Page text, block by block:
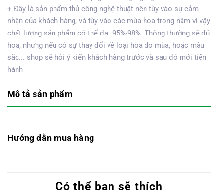
+ Đây là sản phẩm thủ công nghệ thuật nên tùy vào sự cảm
nhận của khách hàng, và tùy vào các mùa hoa trong năm vì vậy
chất lượng sản phẩm có thể đạt 95%-98%. Thông thường sẽ đủ
hoa, nhưng nếu có sự thay đổi về loại hoa do mùa, hoặc màu
sắc... shop sẽ hỏi ý kiến khách hàng trước và sau đó mới tiến
hành
Mô tả sản phẩm
Hướng dẫn mua hàng
Có thể bạn sẽ thích